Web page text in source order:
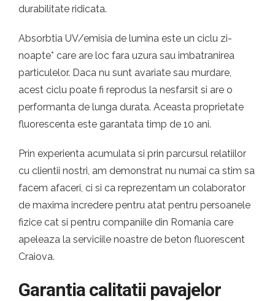
durabilitate ridicata.
Absorbtia UV/emisia de lumina este un ciclu zi-
noapte* care are loc fara uzura sau imbatranirea
particulelor. Daca nu sunt avariate sau murdare,
acest ciclu poate fi reprodus la nesfarsit si are o
performanta de lunga durata. Aceasta proprietate
fluorescenta este garantata timp de 10 ani.
Prin experienta acumulata si prin parcursul relatiilor
cu clientii nostri, am demonstrat nu numai ca stim sa
facem afaceri, ci si ca reprezentam un colaborator
de maxima incredere pentru atat pentru persoanele
fizice cat si pentru companiile din Romania care
apeleaza la serviciile noastre de beton fluorescent
Craiova.
Garantia calitatii pavajelor